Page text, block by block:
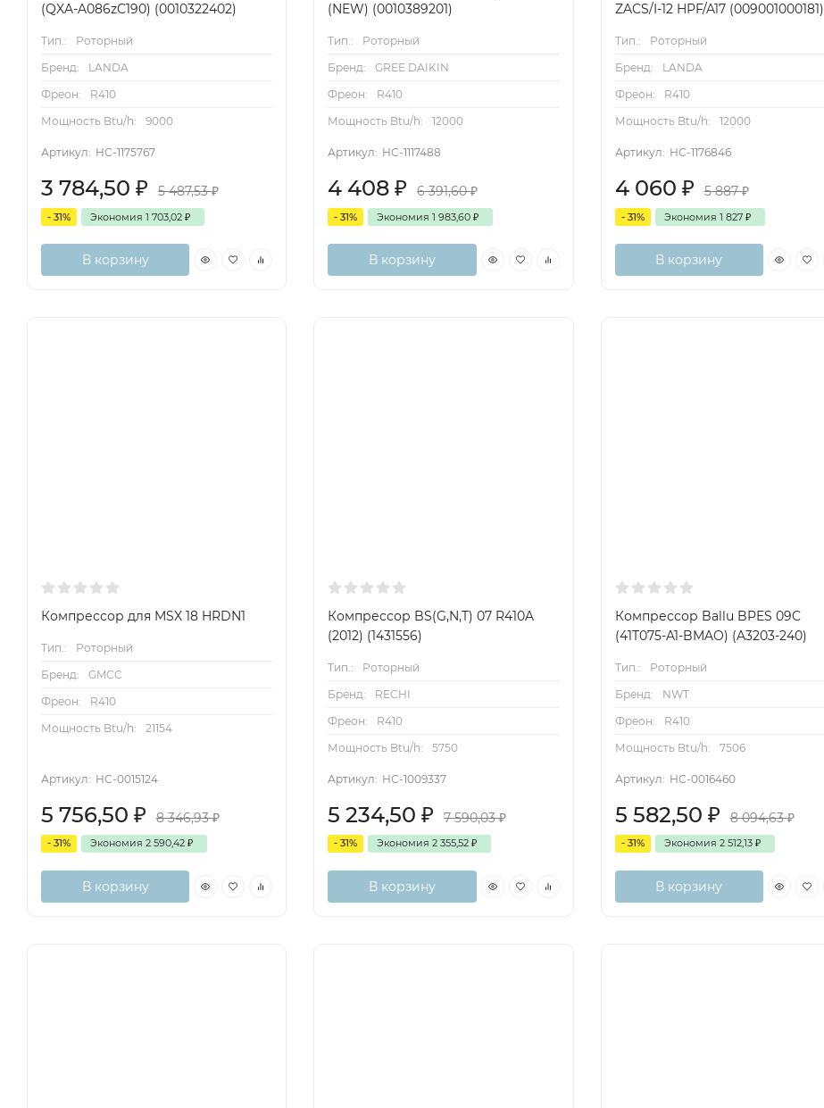
(QXA-A086zC190) (0010322402)
Тип.:
Роторный
Бренд:
LANDA
Фреон:
R410
Мощность Btu/h:
9000
Артикул: НС-1175767
3 784,50 ₽ 5 487,53₽
- 31% Экономия 1 703,02 ₽
В корзину
(NEW) (0010389201)
Тип.:
Роторный
Бренд:
GREE DAIKIN
Фреон:
R410
Мощность Btu/h:
12000
Артикул: НС-1117488
4 408₽ 6 391,60₽
- 31% Экономия1 983,60₽
В корзину
ZACS/I-12 HPF/A17 (009001000181)
Тип.:
Роторный
Бренд:
LANDA
Фреон:
R410
Мощность Btu/h:
12000
Артикул: НС-1176846
4 060 ₽ 5 887₽
- 31% Экономия 1 827 ₽
В корзину
Компрессор для MSX 18 HRDN1
Тип.:
Роторный
Бренд:
GMCC
Фреон:
R410
Мощность Btu/h:
21154
Артикул: НС-0015124
5 756,50 ₽ 8 346,93₽
- 31% Экономия 2 590,42 ₽
В корзину
Компрессор BS(G,N,T) 07 R410A
(2012) (1431556)
Тип.:
Роторный
Бренд:
RECHI
Фреон:
R410
Мощность Btu/h:
5750
Артикул: НС-1009337
5 234,50₽ 7 590,03₽
- 31% Экономия2 355,52₽
В корзину
Компрессор Ballu BPES 09C
(41T075-A1-BMAO) (A3203-240)
Тип.:
Роторный
Бренд:
NWT
Фреон:
R410
Мощность Btu/h:
7506
Артикул: НС-0016460
5 582,50 ₽ 8 094,63₽
- 31% Экономия 2 512,13 ₽
В корзину